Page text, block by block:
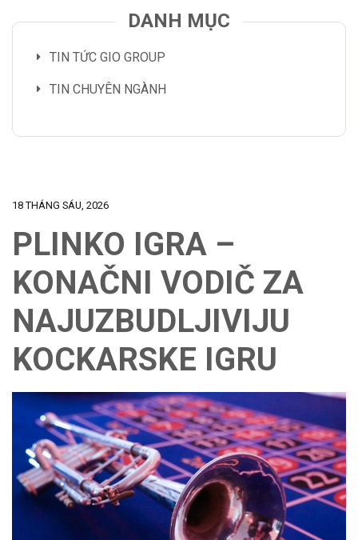
DANH MỤC
TIN TỨC GIO GROUP
TIN CHUYÊN NGÀNH
18 THÁNG SÁU, 2026
PLINKO IGRA –
KONAČNI VODIČ ZA
NAJUZBUDLJIVIJU
KOCKARSKE IGRU